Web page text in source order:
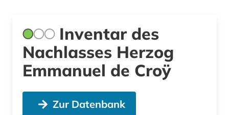
Inventar des
Nachlasses Herzog
Emmanuel de Croÿ
Zur Datenbank